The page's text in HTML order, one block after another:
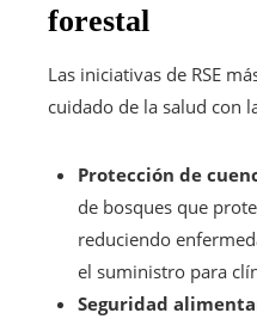
forestal
Las iniciativas de RSE
cuidado de la salud con
Protección de
de bosques que
reduciendo
el suministro para
Seguridad